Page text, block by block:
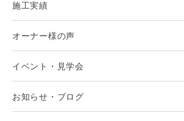
施工実績
オーナー様の声
イベント・見学会
お知らせ・ブログ